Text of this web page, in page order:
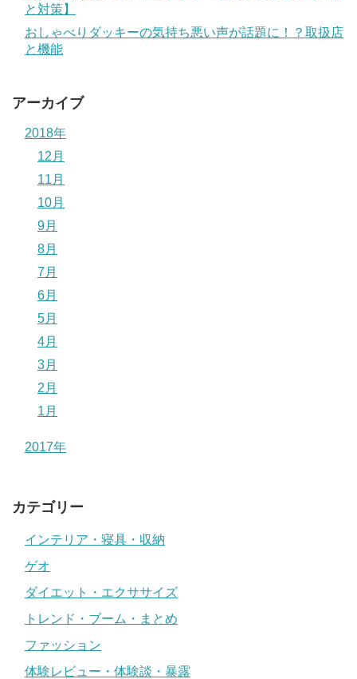
と対策】
おしゃべりダッキーの気持ち悪い声が話題に！？取扱店
と機能
アーカイブ
2018年
12月
11月
10月
9月
8月
7月
6月
5月
4月
3月
2月
1月
2017年
カテゴリー
インテリア・寝具・収納
ゲオ
ダイエット・エクササイズ
トレンド・ブーム・まとめ
ファッション
体験レビュー・体験談・暴露